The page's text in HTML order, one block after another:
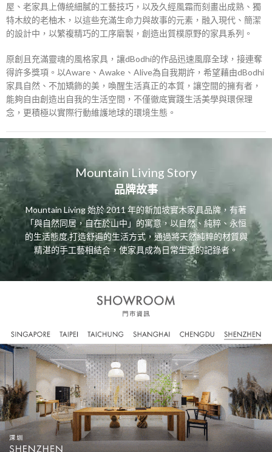
屋、老家具上傳統細膩的工藝技巧，以及久經風霜而刻畫出成熟、獨
特木紋的老柚木，以這些充滿生命力與故事的元素，融入現代、簡潔
的設計中，以繁複精巧的工序磨製，創造出質樸原野的家具系列。
原創且充滿靈魂的風格家具，讓dBodhi的作品迅速風靡全球，接連奪
得許多獎項。以Aware、Awake、Alive為自我期許，希望藉由dBodhi
家具自然、不加矯飾的美，喚醒生活真正的本質，讓空間的擁有者，
能夠自由創造出自我的生活空間，不僅徹底實踐生活美學與環保理
念，更積極以實際行動維護地球的環境生態。
Mountain Living Story
品牌故事
Mountain Living 始於 2011 年的新加坡實木家具品牌，有著
「與自然同居，自在於山中」的寓意，以自然、純粹、永恒
的生活態度,打造舒遍的生活方式，通過將天然純粹的材質與
精湛的手工藝相結合，使家具成為日常生活的記錄者。